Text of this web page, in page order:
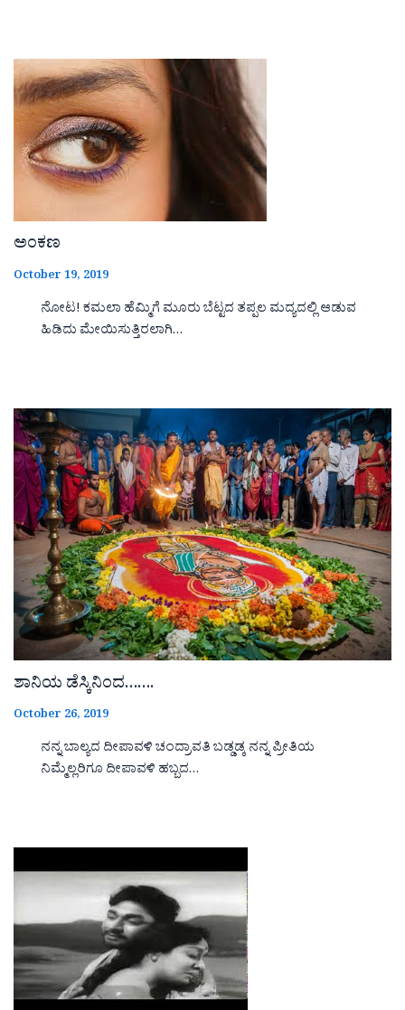
ಅಂಕಣ
October 19, 2019
ನೋಟ! ಕಮಲಾ ಹೆಮ್ಮಿಗೆ ಮೂರು ಬೆಟ್ಟದ ತಪ್ಪಲ ಮದ್ಯದಲ್ಲಿ ಆಡುವ
ಹಿಡಿದು ಮೇಯಿಸುತ್ತಿರಲಾಗಿ…
ಶಾನಿಯ ಡೆಸ್ಕಿನಿಂದ…….
October 26, 2019
ನನ್ನ ಬಾಲ್ಯದ ದೀಪಾವಳಿ ಚಂದ್ರಾವತಿ ಬಡ್ಡಡ್ಕ ನನ್ನ ಪ್ರೀತಿಯ
ನಿಮ್ಮೆಲ್ಲರಿಗೂ ದೀಪಾವಳಿ ಹಬ್ಬದ…